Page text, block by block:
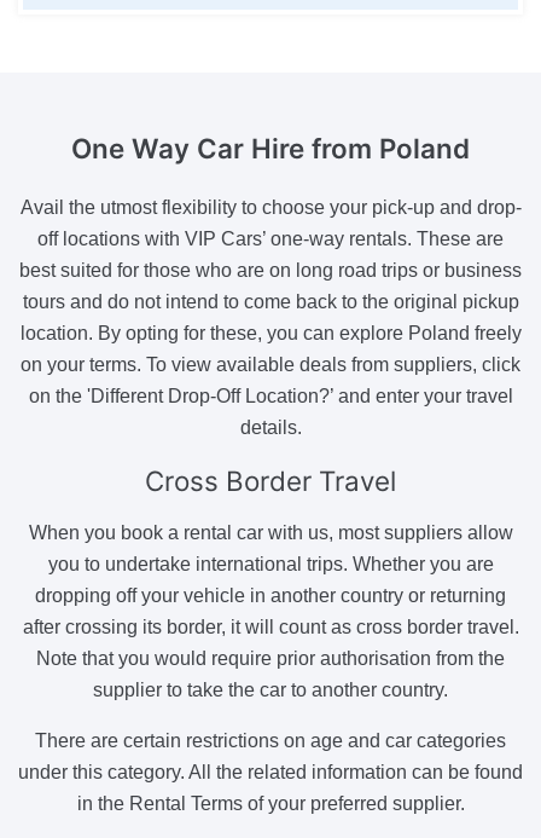
One Way Car Hire from Poland
Avail the utmost flexibility to choose your pick-up and drop-
off locations with VIP Cars’ one-way rentals. These are
best suited for those who are on long road trips or business
tours and do not intend to come back to the original pickup
location. By opting for these, you can explore Poland freely
on your terms. To view available deals from suppliers, click
on the 'Different Drop-Off Location?’ and enter your travel
details.
Cross Border Travel
When you book a rental car with us, most suppliers allow
you to undertake international trips. Whether you are
dropping off your vehicle in another country or returning
after crossing its border, it will count as cross border travel.
Note that you would require prior authorisation from the
supplier to take the car to another country.
There are certain restrictions on age and car categories
under this category. All the related information can be found
in the Rental Terms of your preferred supplier.